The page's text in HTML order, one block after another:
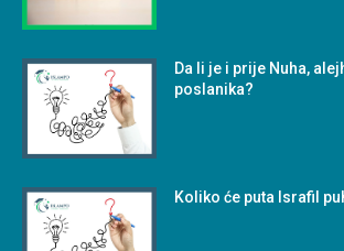
Da li je i prije Nuha,
poslanika?
Koliko će puta Israfil